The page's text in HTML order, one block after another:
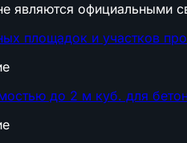
являются официальными
площадок и участков
до 2 м куб. для